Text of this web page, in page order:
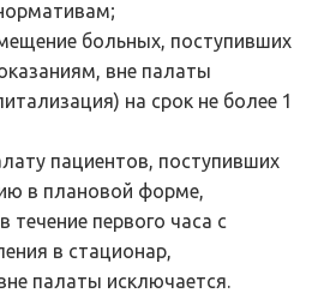
больных, поступивших
вне палаты
на срок не более 1
пациентов, поступивших
в плановой форме,
течение первого часа с
в стационар,
палаты исключается.